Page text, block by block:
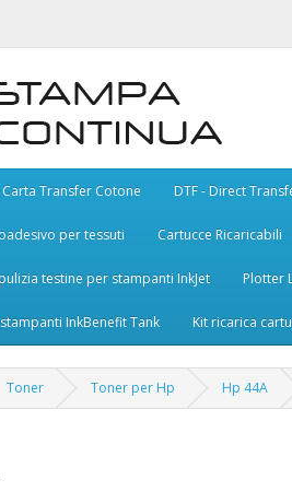
Carta Transfer Cotone DTF - Direct
per tessuti Cartucce Ricaricabili
testine per stampanti InkJet Plotter
InkBenefit Tank Kit ricarica
Toner Toner per Hp Hp 44A